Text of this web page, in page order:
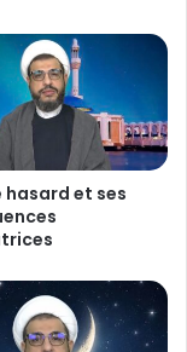
hasard et ses